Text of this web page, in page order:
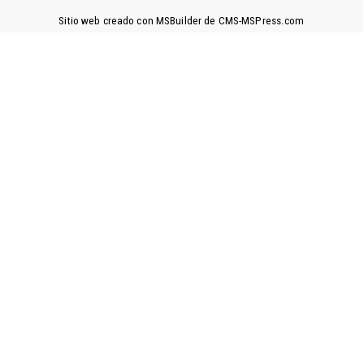
Sitio web creado con MSBuilder de CMS-MSPress.com